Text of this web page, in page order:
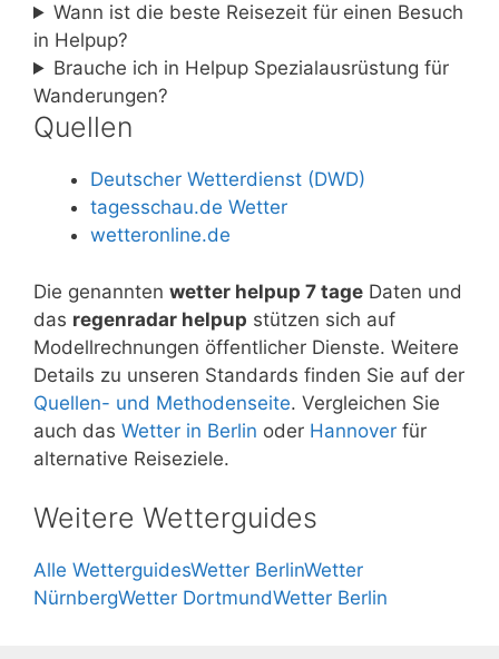
Wann ist die beste Reisezeit für einen Besuch
in Helpup?
Brauche ich in Helpup Spezialausrüstung für
Wanderungen?
Quellen
Deutscher Wetterdienst (DWD)
tagesschau.de Wetter
wetteronline.de
Die genannten wetter helpup 7 tage Daten und
das regenradar helpup stützen sich auf
Modellrechnungen öffentlicher Dienste. Weitere
Details zu unseren Standards finden Sie auf der
Quellen- und Methodenseite. Vergleichen Sie
auch das Wetter in Berlin oder Hannover für
alternative Reiseziele.
Weitere Wetterguides
Alle WetterguidesWetter BerlinWetter
NürnbergWetter DortmundWetter Berlin